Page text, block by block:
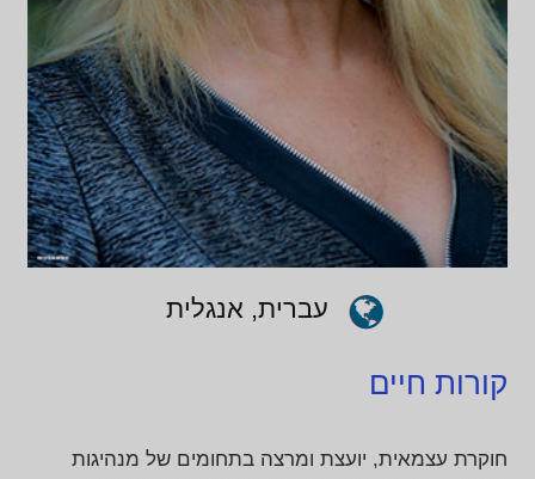
עברית, אנגלית
קורות חיים
חוקרת עצמאית, יועצת ומרצה בתחומים של מנהיגות